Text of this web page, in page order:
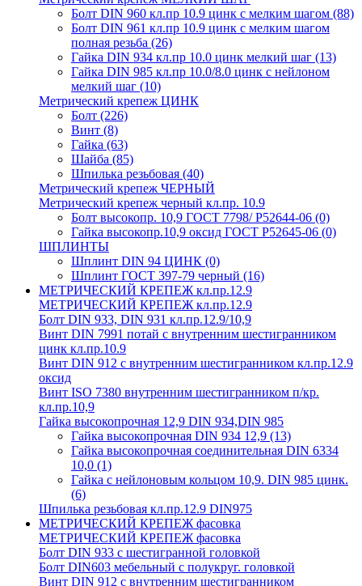
Болт DIN 960 кл.пр 10.9 цинк с мелким шагом (88)
Болт DIN 961 кл.пр 10.9 цинк с мелким шагом
полная резьба (26)
Гайка DIN 934 кл.пр 10.0 цинк мелкий шаг (13)
Гайка DIN 985 кл.пр 10.0/8.0 цинк с нейлоном
мелкий шаг (10)
Метрический крепеж ЦИНК
Болт (226)
Винт (8)
Гайка (63)
Шайба (85)
Шпилька резьбовая (40)
Метрический крепеж ЧЕРНЫЙ
Метрический крепеж черный кл.пр. 10.9
Болт высокопр. 10,9 ГОСТ 7798/ Р52644-06 (0)
Гайка высокопр.10,9 оксид ГОСТ Р52645-06 (0)
ШПЛИНТЫ
Шплинт DIN 94 ЦИНК (0)
Шплинт ГОСТ 397-79 черный (16)
МЕТРИЧЕСКИЙ КРЕПЕЖ кл.пр.12.9
МЕТРИЧЕСКИЙ КРЕПЕЖ кл.пр.12.9
Болт DIN 933, DIN 931 кл.пр.12.9/10,9
Винт DIN 7991 потай с внутренним шестигранником
цинк кл.пр.10.9
Винт DIN 912 с внутренним шестигранником кл.пр.12.9
оксид
Винт ISO 7380 внутренним шестигранником п/кр.
кл.пр.10,9
Гайка высокопрочная 12,9 DIN 934,DIN 985
Гайка высокопрочная DIN 934 12,9 (13)
Гайка высокопрочная соединительная DIN 6334
10,0 (1)
Гайка с нейлоновым кольцом 10,9. DIN 985 цинк.
(6)
Шпилька резьбовая кл.пр.12.9 DIN975
МЕТРИЧЕСКИЙ КРЕПЕЖ фасовка
МЕТРИЧЕСКИЙ КРЕПЕЖ фасовка
Болт DIN 933 с шестигранной головкой
Болт DIN603 мебельный с полукруг. головкой
Винт DIN 912 с внутренним шестигранником